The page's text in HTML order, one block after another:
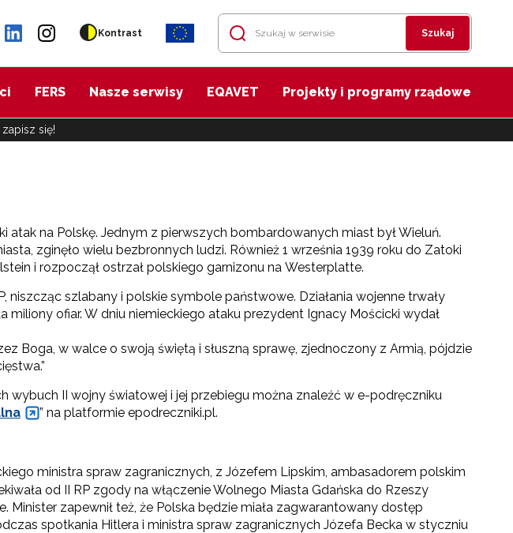
Kontrast Szukaj
FERS Nasze serwisy EQAVET Projekty i programy rządowe
się!
atak na Polskę. Jednym z pierwszych bombardowanych miast był Wieluń.
zginęło wielu bezbronnych ludzi. Również 1 września 1939 roku do Zatoki
i rozpoczął ostrzał polskiego garnizonu na Westerplatte.
niszcząc szlabany i polskie symbole państwowe. Działania wojenne trwały
miliony ofiar. W dniu niemieckiego ataku prezydent Ignacy Mościcki wydał
Boga, w walce o swoją świętą i słuszną sprawę, zjednoczony z Armią, pójdzie
wybuch II wojny światowej i jej przebiegu można znaleźć w e-podręczniku
” na platformie epodreczniki.pl.
ministra spraw zagranicznych, z Józefem Lipskim, ambasadorem polskim
od II RP zgody na włączenie Wolnego Miasta Gdańska do Rzeszy
zapewnił też, że Polska będzie miała zagwarantowany dostęp
spotkania Hitlera i ministra spraw zagranicznych Józefa Becka w styczniu